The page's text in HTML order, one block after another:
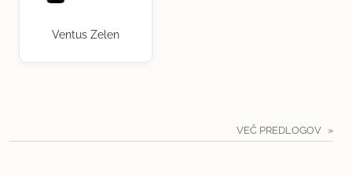
Ventus Zelen
VEČ PREDLOGOV